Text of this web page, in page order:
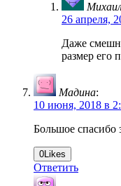
26 апреля,
Даже
размер его
Мадина:
10 июня, 2018 в
Большое спасибо
0Likes
Ответить